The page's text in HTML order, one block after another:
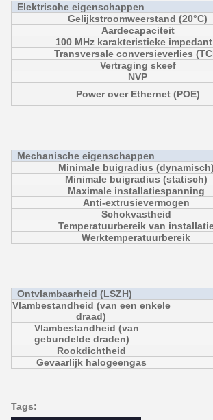
Elektrische eigenschappen
Gelijkstroomweerstand (20°C)
Aardecapaciteit
100 MHz karakteristieke
Transversale conversieverlies
Vertraging skeef
NVP
Power over Ethernet (POE)
Mechanische eigenschappen
Minimale buigradius (dynamisch)
Minimale buigradius (statisch)
Maximale installatiespanning
Anti-extrusievermogen
Schokvastheid
Temperatuurbereik van
Werktemperatuurbereik
Ontvlambaarheid (LSZH)
Vlambestandheid (van een enkele
draad)
Vlambestandheid (van
gebundelde draden)
Rookdichtheid
Gevaarlijk halogeengas
Tags: